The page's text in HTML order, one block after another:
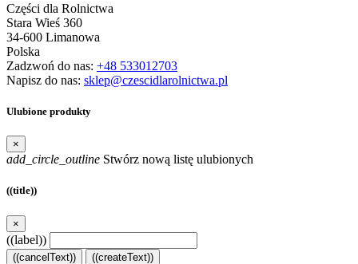
Części dla Rolnictwa
Stara Wieś 360
34-600 Limanowa
Polska
Zadzwoń do nas: +48 533012703
Napisz do nas: sklep@czescidlarolnictwa.pl
Ulubione produkty
×
add_circle_outline Stwórz nową listę ulubionych
((title))
×
((label))
((cancelText)) ((createText))